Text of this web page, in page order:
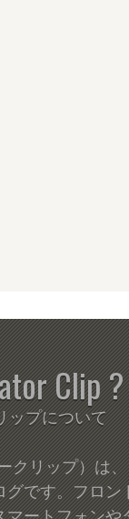
Clip ?
ップについて
クリップ）は
グです。フロ